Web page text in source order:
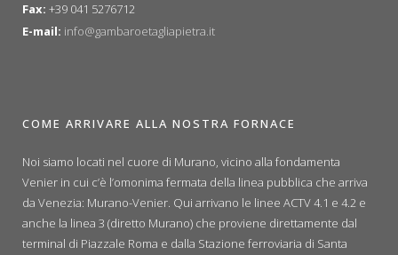
Fax: +39 041 5276712
E-mail: info@gambaroetagliapietra.it
COME ARRIVARE ALLA NOSTRA FORNACE
Noi siamo locati nel cuore di Murano, vicino alla fondamenta
Venier in cui c’è l’omonima fermata della linea pubblica che arriva
da Venezia: Murano-Venier. Qui arrivano le linee ACTV 4.1 e 4.2 e
anche la linea 3 (diretto Murano) che proviene direttamente dal
terminal di Piazzale Roma e dalla Stazione ferroviaria di Santa